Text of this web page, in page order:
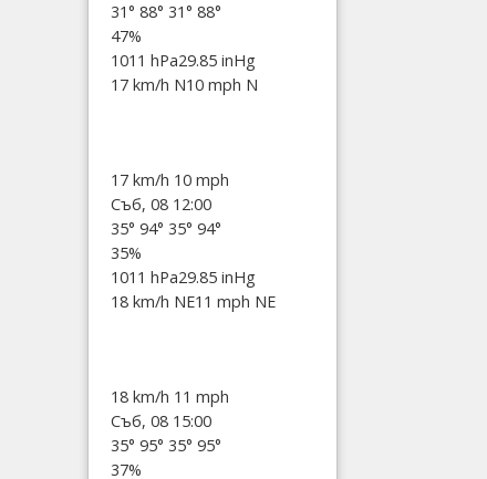
31° 88° 31° 88°
47%
1011 hPa29.85 inHg
17 km/h N10 mph N
17 km/h 10 mph
Съб, 08 12:00
35° 94° 35° 94°
35%
1011 hPa29.85 inHg
18 km/h NE11 mph NE
18 km/h 11 mph
Съб, 08 15:00
35° 95° 35° 95°
37%